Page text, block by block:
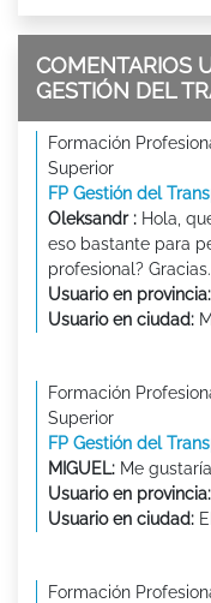
COMENTARIOS
GESTIÓN DEL
Formación
Superior
FP Gestión del
Oleksandr : Hola,
eso bastante para
profesional? Gracias.
Usuario en provincia:
Usuario en ciudad:
Formación
Superior
FP Gestión del
MIGUEL: Me
Usuario en provincia:
Usuario en ciudad:
Formación